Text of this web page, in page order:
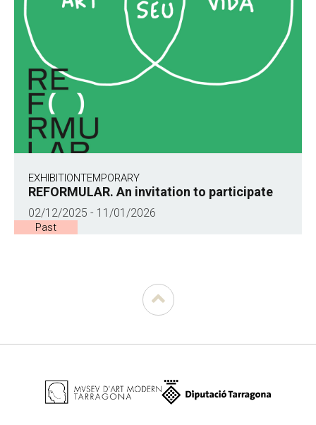
EXHIBITIONTEMPORARY
REFORMULAR. An invitation to participate
02/12/2025 - 11/01/2026
Past